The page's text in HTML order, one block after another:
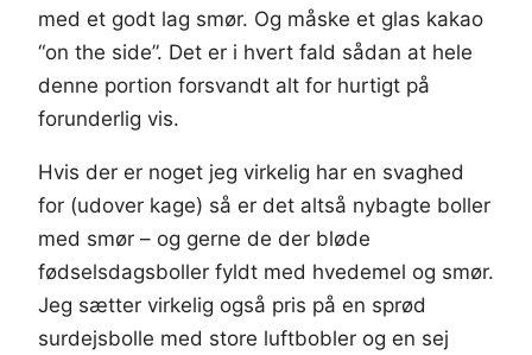
med et godt lag smør. Og måske et glas kakao
“on the side”. Det er i hvert fald sådan at hele
denne portion forsvandt alt for hurtigt på
forunderlig vis.
Hvis der er noget jeg virkelig har en svaghed
for (udover kage) så er det altså nybagte boller
med smør – og gerne de der bløde
fødselsdagsboller fyldt med hvedemel og smør.
Jeg sætter virkelig også pris på en sprød
surdejsbolle med store luftbobler og en sej